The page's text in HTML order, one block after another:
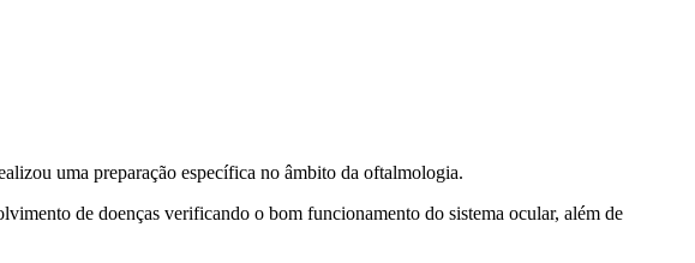
uma preparação específica no âmbito da oftalmologia.
de doenças verificando o bom funcionamento do sistema ocular, além de